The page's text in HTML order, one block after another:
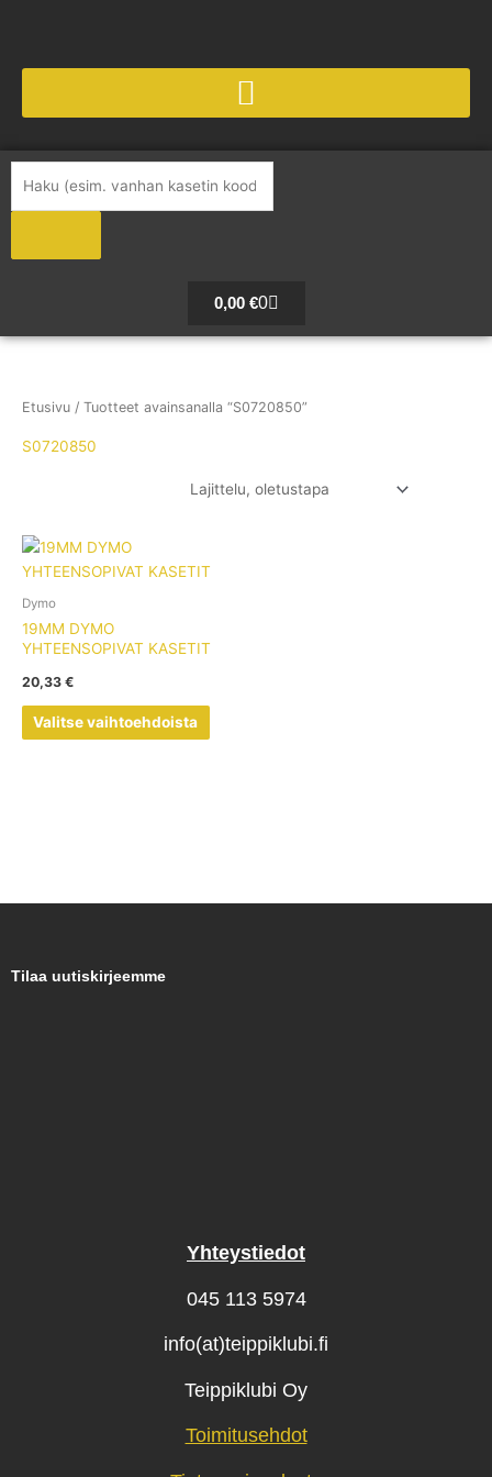
search
0,00 €0
Cart
Etusivu / Tuotteet avainsanalla “S0720850”
S0720850
Dymo
19MM DYMO
YHTEENSOPIVAT KASETIT
20,33 €
Valitse vaihtoehdoista
tuotteella
muunnelma.
tuotteen
Tilaa uutiskirjeemme
Yhteystiedot
045 113 5974
info(at)teippiklubi.fi
Teippiklubi Oy
Toimitusehdot